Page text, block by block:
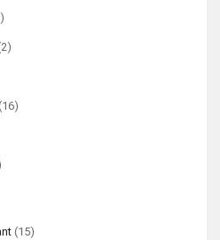
(16)
(15)